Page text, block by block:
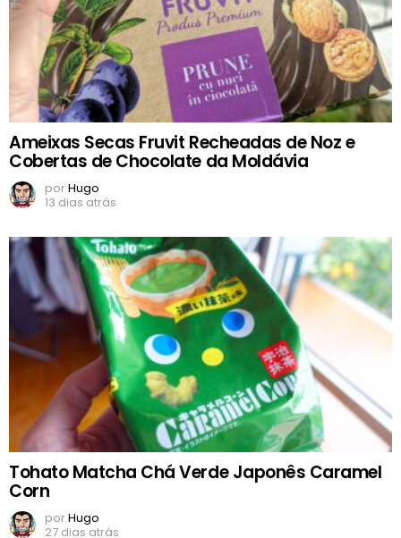
Ameixas Secas Fruvit Recheadas de Noz e
Cobertas de Chocolate da Moldávia
porHugo
13 dias atrás
Tohato Matcha Chá Verde Japonês Caramel
Corn
porHugo
27 dias atrás